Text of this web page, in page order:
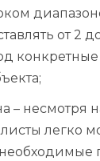
от 2
несмотря
легко